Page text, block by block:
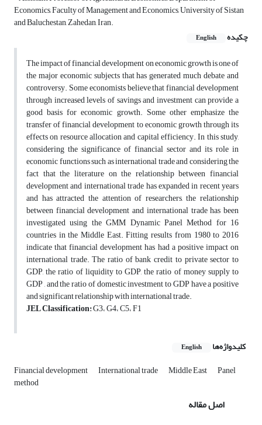
Economics, Faculty of Management and Economics, University of Sistan
and Baluchestan, Zahedan, Iran.
چکیده
English
The impact of financial development on economic growth is one of
the major economic subjects that has generated much debate and
controversy. Some economists believe that financial development
through increased levels of savings and investment can provide a
good basis for economic growth. Some other emphasize the
transfer of financial development to economic growth through its
effects on resource allocation and capital efficiency. In this study,
considering the significance of financial sector and its role in
economic functions such as international trade and considering the
fact that the literature on the relationship between financial
development and international trade has expanded in recent years
and has attracted the attention of researchers, the relationship
between financial development and international trade has been
investigated using the GMM Dynamic Panel Method for 16
countries in the Middle East. Fitting results from 1980 to 2016
indicate that financial development has had a positive impact on
international trade. The ratio of bank credit to private sector to
GDP, the ratio of liquidity to GDP, the ratio of money supply to
GDP , and the ratio of domestic investment to GDP have a positive
and significant relationship with international trade.
JEL Classification:G3، G4، C5، F1
کلیدواژه‌ها English
Financial development International trade Middle East Panel
method
اصل مقاله